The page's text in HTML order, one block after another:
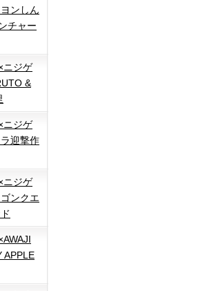
ンしん
チャー
ニジゲ
&
ニジゲ
迎撃作
ニジゲ
ンクエ
APPLE